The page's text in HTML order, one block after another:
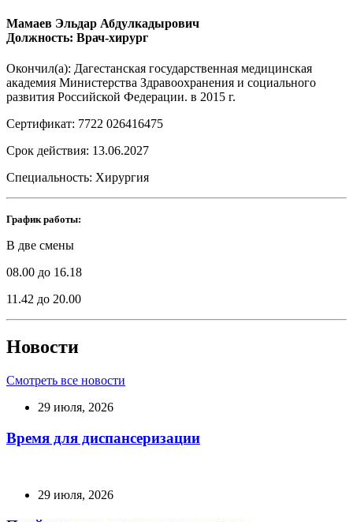
Мамаев Эльдар Абдулкадырович
Должность: Врач-хирург
Окончил(а): Дагестанская государственная медицинская
академия Министерства Здравоохранения и социального
развития Российской Федерации. в 2015 г.
Сертификат: 7722 026416475
Срок действия: 13.06.2027
Специальность: Хирургия
График работы:
В две смены
08.00 до 16.18
11.42 до 20.00
Новости
Смотреть все новости
29 июля, 2026
Время для диспансеризации
29 июля, 2026